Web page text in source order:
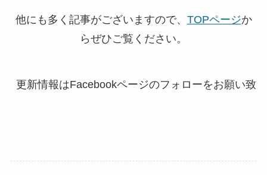
他にも多く記事がございますので、 TOPページか
らぜひご覧ください。